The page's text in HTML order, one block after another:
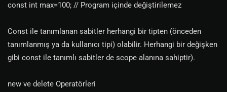
const int max=100; // Program içinde değiştirilemez
Const ile tanımlanan sabitler herhangi bir tipten (önceden
tanımlanmış ya da kullanıcı tipi) olabilir. Herhangi bir değişken
gibi const ile tanımlı sabitler de scope alanına sahiptir).
new ve delete Operatörleri